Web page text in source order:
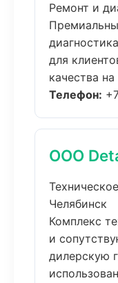
Ремонт и
для
качества
Телефон:
ООО
Челябинск
Комплекс
и
дилерскую